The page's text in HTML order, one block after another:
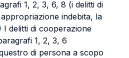
1, 2, 3, 6, 8 (i delitti di
indebita, la
I delitti di cooperazione
1, 2, 3, 6
di persona a scopo